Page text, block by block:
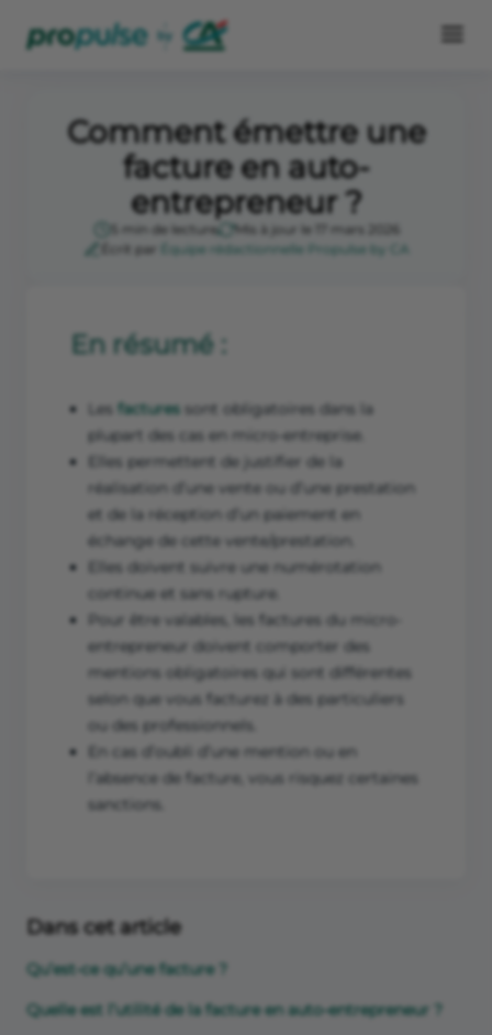
Comment émettre une
facture en auto-
entrepreneur ?
5 min de lecture
Mis à jour le 17 mars 2026
Écrit par
Équipe rédactionnelle Propulse by CA
En résumé :
Les factures sont obligatoires dans la
plupart des cas en micro-entreprise.
Elles permettent de justifier de la
réalisation d’une vente ou d’une prestation
et de la réception d’un paiement en
échange de cette vente/prestation.
Elles doivent suivre une numérotation
continue et sans rupture.
Pour être valables, les factures du micro-
entrepreneur doivent comporter des
mentions obligatoires qui sont différentes
selon que vous facturez à des particuliers
ou des professionnels.
En cas d’oubli d’une mention ou en
l’absence de facture, vous risquez certaines
sanctions.
Dans cet article
Qu’est-ce qu’une facture ?
Quelle est l’utilité de la facture en auto-entrepreneur ?